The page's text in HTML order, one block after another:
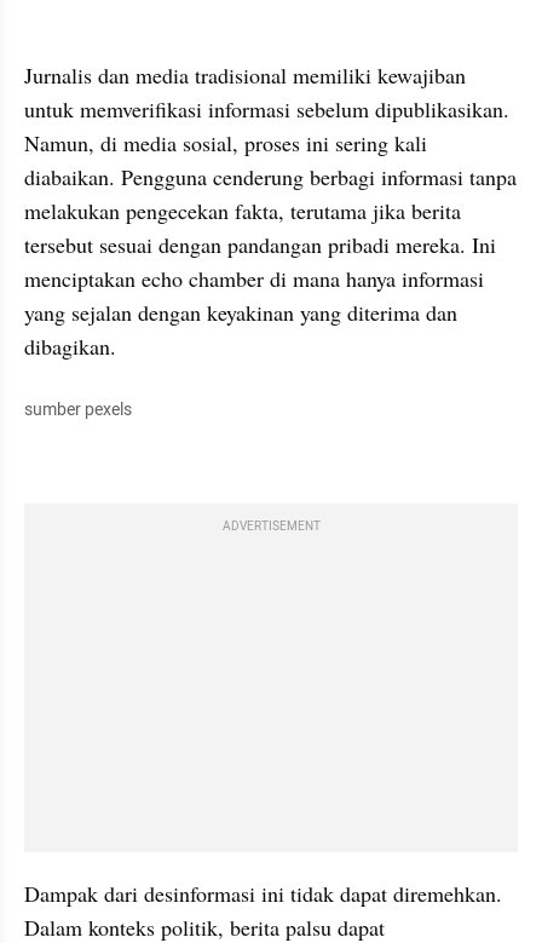
Jurnalis dan media tradisional memiliki kewajiban
untuk memverifikasi informasi sebelum dipublikasikan.
Namun, di media sosial, proses ini sering kali
diabaikan. Pengguna cenderung berbagi informasi tanpa
melakukan pengecekan fakta, terutama jika berita
tersebut sesuai dengan pandangan pribadi mereka. Ini
menciptakan echo chamber di mana hanya informasi
yang sejalan dengan keyakinan yang diterima dan
dibagikan.
sumber pexels
ADVERTISEMENT
Dampak dari desinformasi ini tidak dapat diremehkan.
Dalam konteks politik, berita palsu dapat